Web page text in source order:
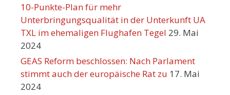
10-Punkte-Plan für mehr
Unterbringungsqualität in der Unterkunft UA
TXL im ehemaligen Flughafen Tegel 29. Mai
2024
GEAS Reform beschlossen: Nach Parlament
stimmt auch der europäische Rat zu 17. Mai
2024